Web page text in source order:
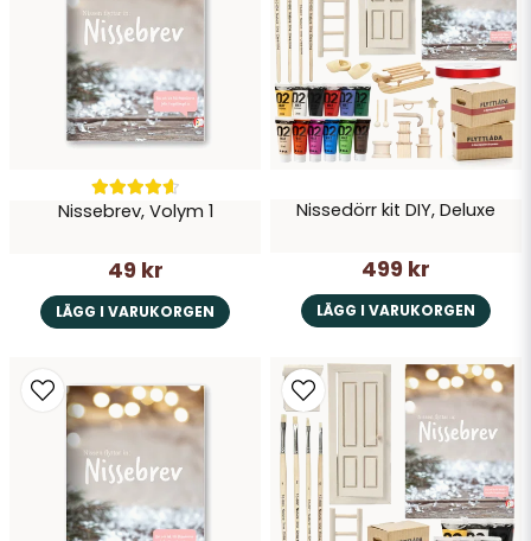
Skicka fråga
Nissebrev, Volym 1
49 kr
LÄGG I VARUKORGEN
Nissedörr kit DIY, Deluxe
499 kr
LÄGG I VARUKORGEN